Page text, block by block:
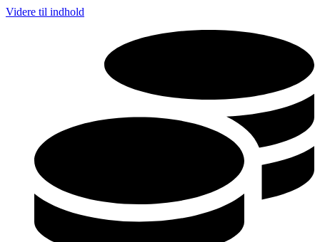
Videre til indhold